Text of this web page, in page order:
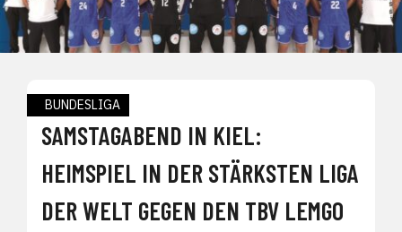
BUNDESLIGA
SAMSTAGABEND IN KIEL:
HEIMSPIEL IN DER STÄRKSTEN LIGA
DER WELT GEGEN DEN TBV LEMGO